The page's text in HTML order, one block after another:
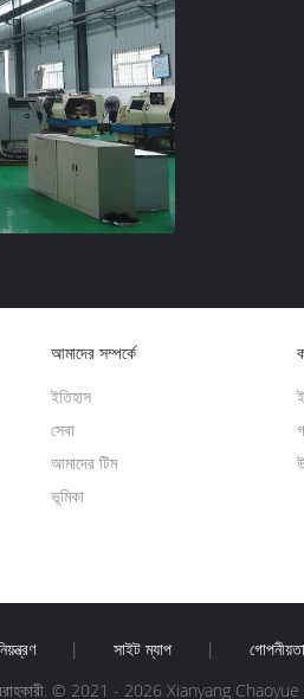
আমাদের সম্পর্কে
ভূমিকা
ইতিহাস
সেবা
আমাদের টিম
| সাইট ম্যাপ |
সরবরাহকারী. © 2021 - 2026 Xianyang